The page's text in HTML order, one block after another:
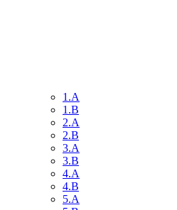
1.A
1.B
2.A
2.B
3.A
3.B
4.A
4.B
5.A